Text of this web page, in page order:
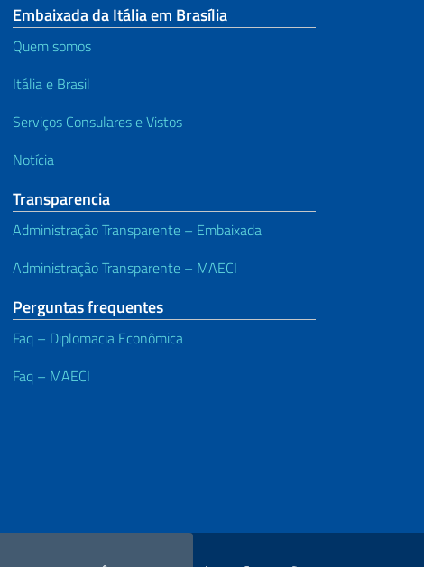
Embaixada da Itália em Brasília
Quem somos
Itália e Brasil
Serviços Consulares e Vistos
Notícia
Transparencia
Administração Transparente – Embaixada
Administração Transparente – MAECI
Perguntas frequentes
Faq – Diplomacia Econômica
Faq – MAECI